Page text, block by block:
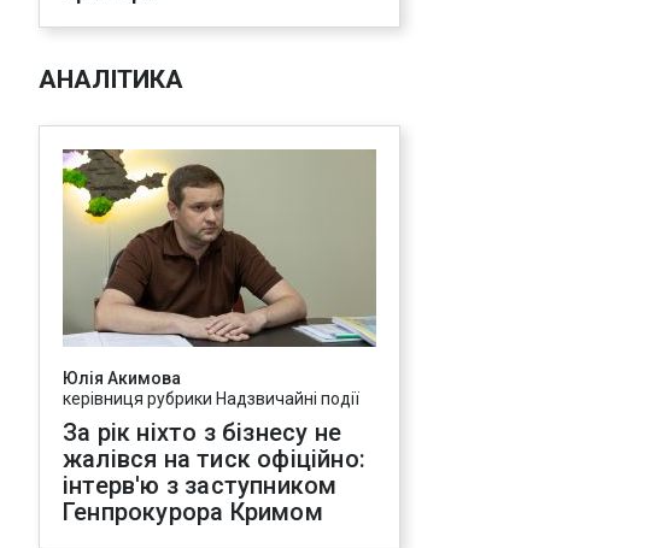
АНАЛІТИКА
Юлія Акимова
керівниця рубрики Надзвичайні події
За рік ніхто з бізнесу не
жалівся на тиск офіційно:
інтерв'ю з заступником
Генпрокурора Кримом